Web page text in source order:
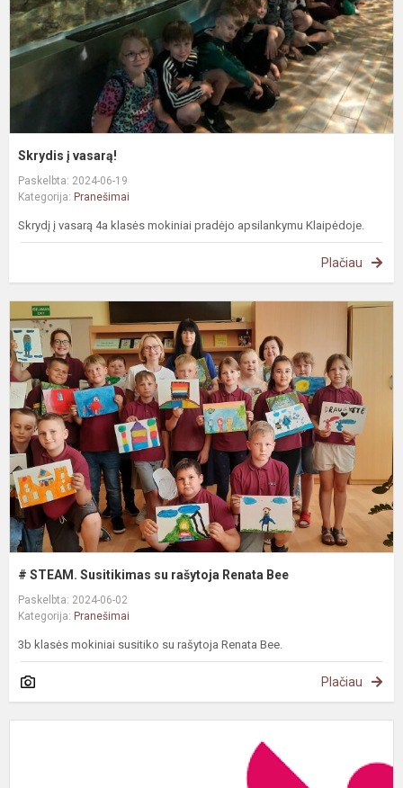
Skrydis į vasarą!
Paskelbta: 2024-06-19
Kategorija: Pranešimai
Skrydį į vasarą 4a klasės mokiniai pradėjo apsilankymu Klaipėdoje.
Plačiau
# STEAM. Susitikimas su rašytoja Renata Bee
Paskelbta: 2024-06-02
Kategorija: Pranešimai
3b klasės mokiniai susitiko su rašytoja Renata Bee.
Plačiau